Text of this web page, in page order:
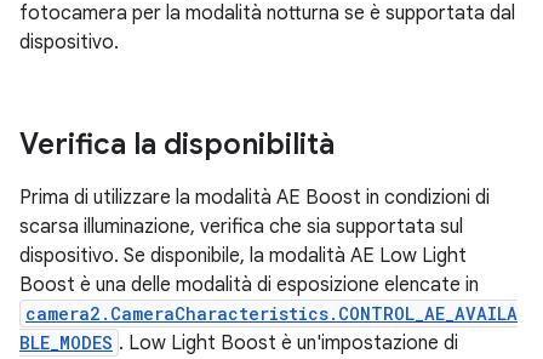
fotocamera per la modalità notturna se è supportata dal
dispositivo.
Verifica la disponibilità
Prima di utilizzare la modalità AE Boost in condizioni di
scarsa illuminazione, verifica che sia supportata sul
dispositivo. Se disponibile, la modalità AE Low Light
Boost è una delle modalità di esposizione elencate in
camera2.CameraCharacteristics.CONTROL_AE_AVAILA
BLE_MODES . Low Light Boost è un'impostazione di